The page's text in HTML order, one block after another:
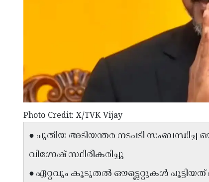
Photo Credit: X/TVK Vijay
● പുതിയ അടിയന്തര നടപടി
വിഗ്നേഷ് സ്ഥിരീകരിച്ചു
● ഏറ്റവും കൂടുതൽ ഔട്ട്ലെറ്റുകൾ